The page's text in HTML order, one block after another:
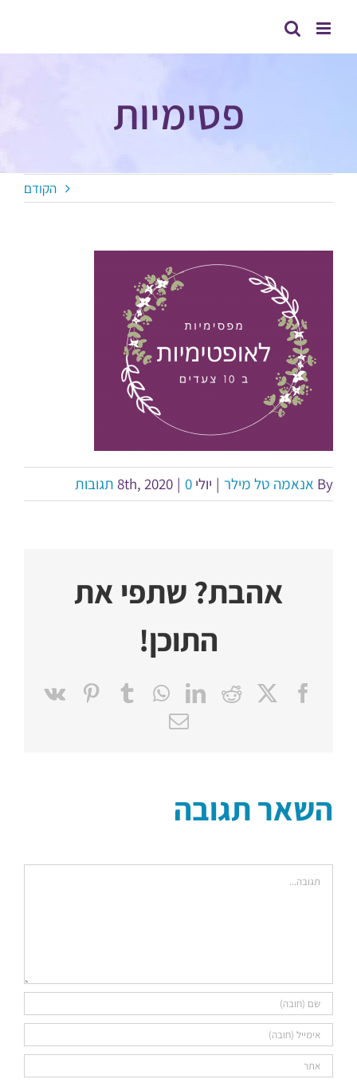
פסימיות
הקודם
By אנאמה טל מילר | יולי 8th, 2020 | 0 תגובות
אהבת? שתפי את
התוכן!
Facebook
Reddit
LinkedIn
WhatsApp
Tumblr
Pinterest
Vk
כתובת
השאר תגובה